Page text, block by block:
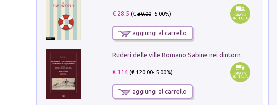
€ 28.5 (€30.00- 5.00%)
aggiungi al carrello
€ 114(€120.00- 5.00%)
aggiungi al carrello